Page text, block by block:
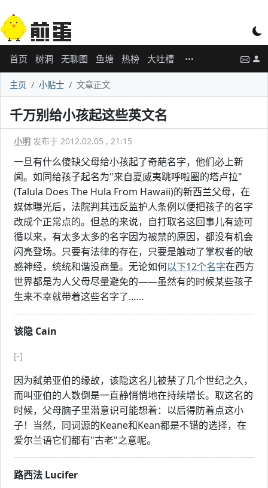
首页 树洞 无聊图 鱼塘 热榜 大吐槽
主页 小贴士 文章正文
千万别给小孩起这些英文名
小明 发布于 2012.02.05 , 21:15
一旦有什么傻缺父母给小孩起了奇葩名字，他们必上新
闻。如同给孩子起名为"来自夏威夷跳呼啦圈的塔卢拉"
(Talula Does The Hula From Hawaii)的新西兰父母，在
媒体曝光后，法院判其违反监护人条例以便把孩子的名字
改成个正常点的。但总的来说，自打取名这回事儿有迹可
循以来，有太多太多的名字因为被禁的原因，都没有机会
闪亮登场。只要有法律的存在，只要是触动了掌权者的敏
感神经，统统和谐没商量。无论如何以下12个名字在西方
世界都是为人父母尽量避免的——虽然有的时候某些孩子
生来不幸就带着这些名字了……
该隐 Cain
[-]
因为弑弟亚伯的缘故，该隐这名儿被禁了几个世纪之久，
而叫亚伯的人数倒是一直静悄悄地在持续增长。取这名的
时候，父母脑子里潜意识可能想着：以后得防着点这小
子！当然，同词源的Keane和Kean都是不错的选择，在
爱尔兰语它们都有"古老"之意呢。
路西法 Lucifer